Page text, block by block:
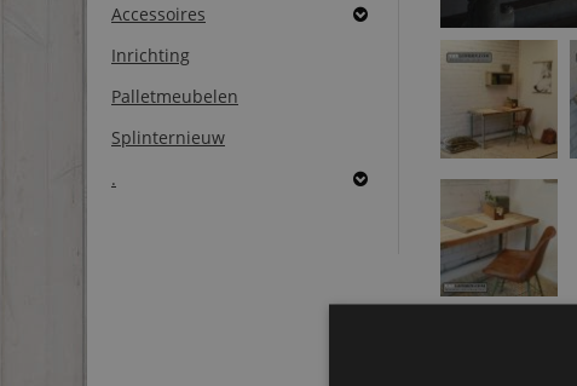
Accessoires
Inrichting
Palletmeubelen
Splinternieuw
.